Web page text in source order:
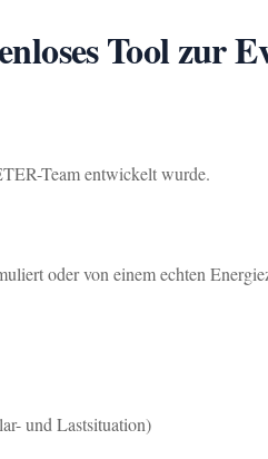
Tool zur
Team entwickelt wurde.
oder von einem echten
und Lastsituation)